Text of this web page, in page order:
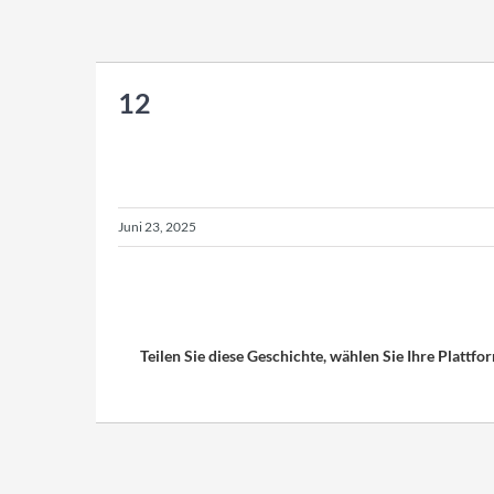
12
Juni 23, 2025
Teilen Sie diese Geschichte, wählen Sie Ihre